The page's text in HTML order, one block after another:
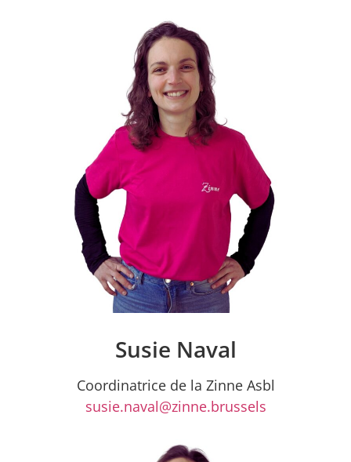
Susie Naval
Coordinatrice de la Zinne Asbl
susie.naval@zinne.brussels